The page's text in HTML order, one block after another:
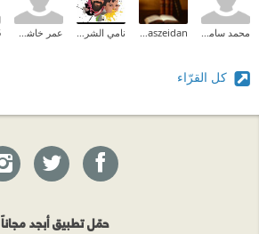
كل القرّاء
حمّل تطبيق أبجد مجاناً